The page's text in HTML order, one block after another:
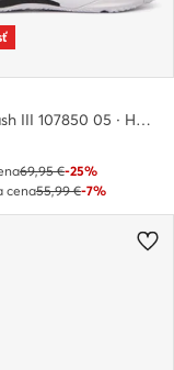
Solarflash III 107850 05 · Halové topánky
cena
69,95 €-25%
cena55,99 €-7%